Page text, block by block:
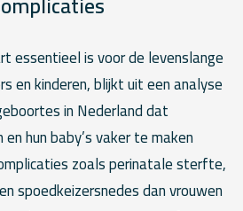
essentieel is voor de levenslange
en kinderen, blijkt uit een analyse
in Nederland dat
hun baby’s vaker te maken
zoals perinatale sterfte,
spoedkeizersnedes dan vrouwen